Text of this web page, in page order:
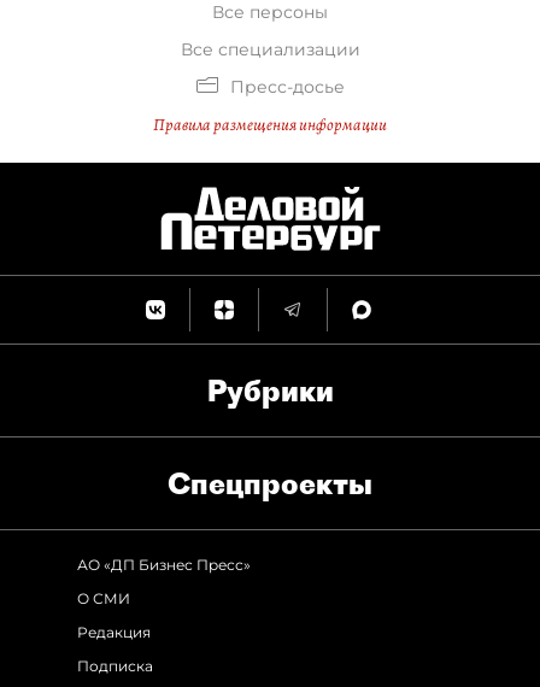
Все персоны
Все специализации
Пресс-досье
Правила размещения информации
Рубрики
Спец­проекты
АО «ДП Бизнес Пресс»
О СМИ
Редакция
Подписка